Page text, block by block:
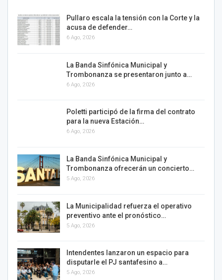
Pullaro escala la tensión con la Corte y la
acusa de defender…
6 Ago, 2026
La Banda Sinfónica Municipal y
Trombonanza se presentaron junto a…
6 Ago, 2026
Poletti participó de la firma del contrato
para la nueva Estación…
6 Ago, 2026
La Banda Sinfónica Municipal y
Trombonanza ofrecerán un concierto…
5 Ago, 2026
La Municipalidad refuerza el operativo
preventivo ante el pronóstico…
5 Ago, 2026
Intendentes lanzaron un espacio para
disputarle el PJ santafesino a…
5 Ago, 2026